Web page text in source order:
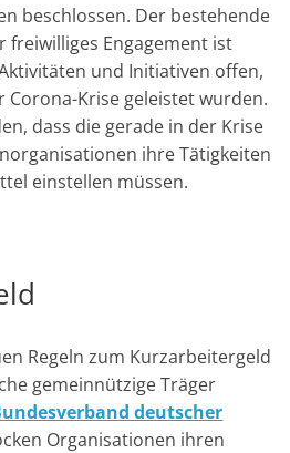
beschlossen. Der bestehende
freiwilliges Engagement ist
und Initiativen offen,
Corona-Krise geleistet wurden.
dass die gerade in der Krise
ihre Tätigkeiten
einstellen müssen.
Regeln zum Kurzarbeitergeld
gemeinnützige Träger
deutscher
Organisationen ihren